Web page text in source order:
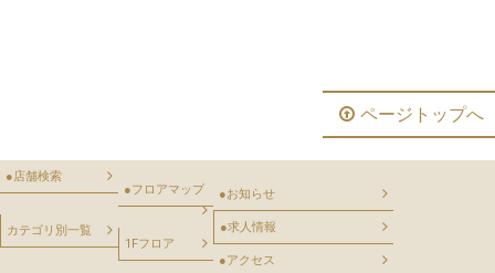
ページトップへ
●店舗検索
カテゴリ別一覧
●フロアマップ
1Fフロア
●お知らせ
●求人情報
●アクセス